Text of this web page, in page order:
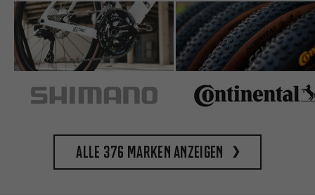
Alle 376 Marken anzeigen